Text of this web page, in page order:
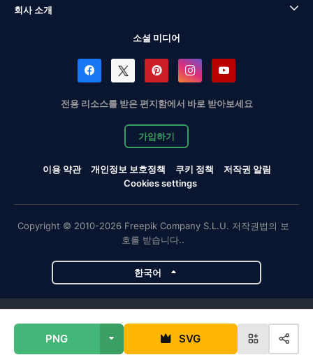
PNG SVG
회사 소개
소셜 미디어
전용 리소스를 받은 편지함에서 바로 받아보세요
가입하기
이용 약관 개인정보 보호정책 쿠키 정책
저작권 알림
Cookies settings
Copyright © 2010-2026 Freepik Company S.L.U. 저작권법의 보
호를 받습니다..
한국어